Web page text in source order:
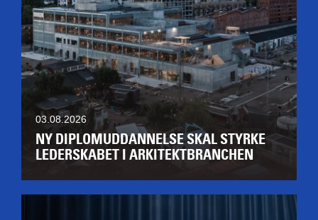
03.08.2026
NY DIPLOMUDDANNELSE SKAL STYRKE
LEDERSKABET I ARKITEKTBRANCHEN